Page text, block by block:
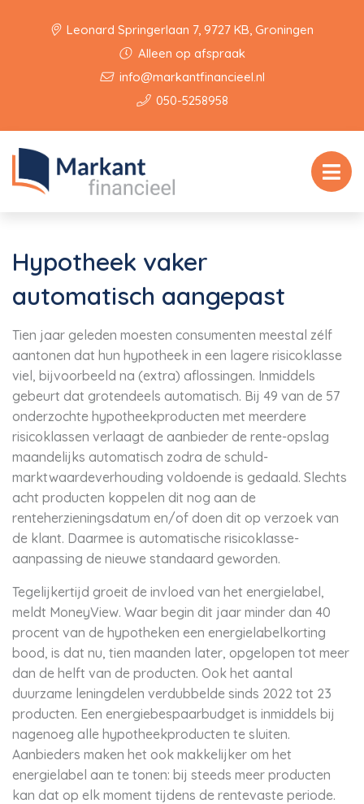
Leonard Springerlaan 7, 9727 KB, Groningen
Alleen op afspraak
info@markantfinancieel.nl
050-5258958
Hypotheek vaker
automatisch aangepast
Tien jaar geleden moesten consumenten meestal zélf
aantonen dat hun hypotheek in een lagere risicoklasse
viel, bijvoorbeeld na (extra) aflossingen. Inmiddels
gebeurt dat grotendeels automatisch. Bij 49 van de 57
onderzochte hypotheekproducten met meerdere
risicoklassen verlaagt de aanbieder de rente-opslag
maandelijks automatisch zodra de schuld-
marktwaardeverhouding voldoende is gedaald. Slechts
acht producten koppelen dit nog aan de
renteherzieningsdatum en/of doen dit op verzoek van
de klant. Daarmee is automatische risicoklasse-
aanpassing de nieuwe standaard geworden.
Tegelijkertijd groeit de invloed van het energielabel,
meldt MoneyView. Waar begin dit jaar minder dan 40
procent van de hypotheken een energielabelkorting
bood, is dat nu, tien maanden later, opgelopen tot meer
dan de helft van de producten. Ook het aantal
duurzame leningdelen verdubbelde sinds 2022 tot 23
producten. Een energiebespaarbudget is inmiddels bij
nagenoeg alle hypotheekproducten te sluiten.
Aanbieders maken het ook makkelijker om het
energielabel aan te tonen: bij steeds meer producten
kan dat op elk moment tijdens de rentevaste periode.